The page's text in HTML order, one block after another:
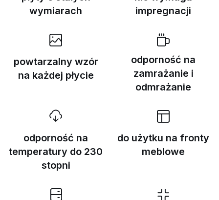
wymiarach
impregnacji
powtarzalny wzór
na każdej płycie
odporność na
zamrażanie i
odmrażanie
odporność na
temperatury do 230
stopni
do użytku na fronty
meblowe